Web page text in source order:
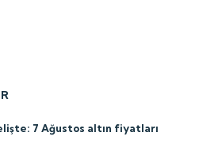
7 Ağustos altın fiyatları